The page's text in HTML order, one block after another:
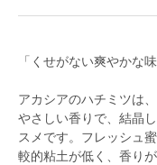
「くせがない爽やかな
アカシアのハチミツは
やさしい香りで、結晶
スメです。フレッシュ
較的粘土が低く、香り